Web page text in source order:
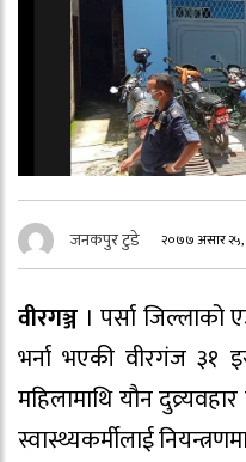
जनकपुर टुडे २०७७ असार २५,
वीरगञ्ज । पर्सा जिल्लाको
भर्ना भएकी वीरगंज ३१
महिलामाथि यौन
स्वास्थ्यकर्मीलाई